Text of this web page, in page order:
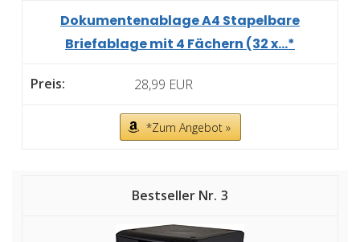
Dokumentenablage A4 Stapelbare
Briefablage mit 4 Fächern (32 x...*
28,99 EUR
*Zum Angebot »
3